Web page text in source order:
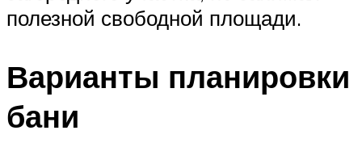
полезной свободной площади.
Варианты планировки
бани